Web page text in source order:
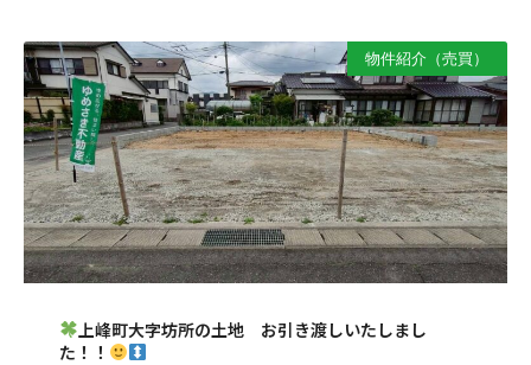
物件紹介（売買）
上峰町大字坊所の土地 お引き渡しいたしまし
た！！